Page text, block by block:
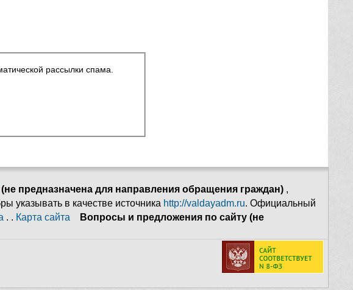
рассылки спама.
(не предназначена для направления обращения граждан) ,
указывать в качестве источника http://valdayadm.ru. Официальный
. . Карта сайта
Вопросы и предложения по сайту (не